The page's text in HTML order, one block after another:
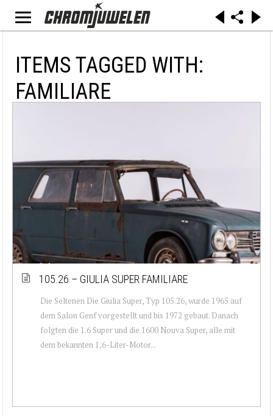
ITEMS TAGGED WITH:
FAMILIARE
105.26 – GIULIA SUPER FAMILIARE
Die Seltenen Die Giulia Super, Typ 105.26, wurde 1965 auf
dem Salon Genf vorgestellt und bis 1972 gebaut. Danach
folgten die 1.6 Super und die 1600 Nouva Super, alle mit
dem bekannten 1,6-Liter-Motor...